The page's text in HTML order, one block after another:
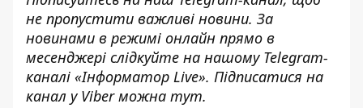
не пропустити важливі новини. За
новинами в режимі онлайн прямо в
месенджері слідкуйте на нашому Telegram-
каналі «Інформатор Live». Підписатися на
канал у Viber можна тут.